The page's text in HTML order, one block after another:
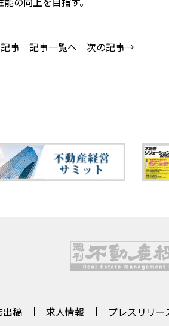
事 記事一覧へ 次の記事→
出稿 求人情報 プレスリリー